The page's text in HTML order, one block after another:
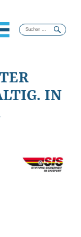
Suchen
nach:
IN